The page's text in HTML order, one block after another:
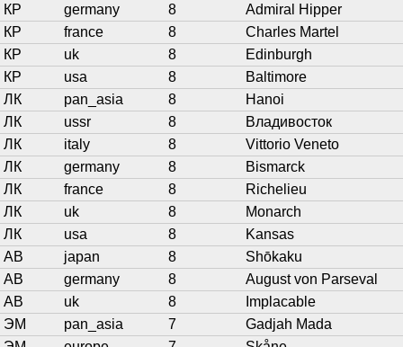
КР
germany 8
Admiral Hipper
КР
france 8
Charles Martel
КР
uk 8
Edinburgh
КР
usa 8
Baltimore
ЛК
pan_asia 8
Hanoi
ЛК
ussr 8
Владивосток
ЛК
italy 8
Vittorio Veneto
ЛК
germany 8
Bismarck
ЛК
france 8
Richelieu
ЛК
uk 8
Monarch
ЛК
usa 8
Kansas
АВ
japan 8
Shōkaku
АВ
germany 8
August von Parseval
АВ
uk 8
Implacable
ЭМ
pan_asia 7
Gadjah Mada